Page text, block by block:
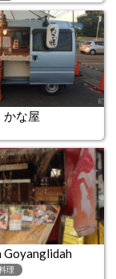
かな屋
Goyanglidah
理